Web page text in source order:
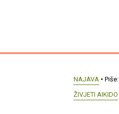
NAJAVA • Piše:
ŽIVJETI AIKIDO